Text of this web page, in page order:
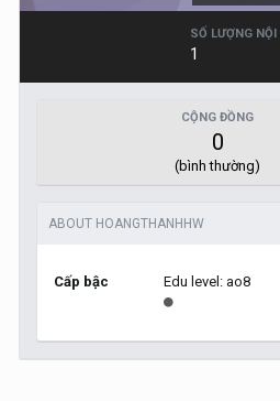
SỐ LƯỢNG NỘI
1
CỘNG ĐỒNG
0
(bình thường)
ABOUT HOANGTHANHHW
Cấp bậc Edu level: ao8